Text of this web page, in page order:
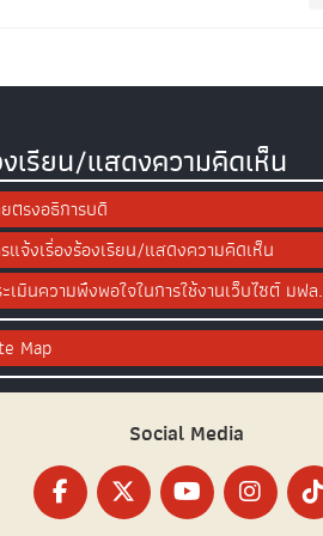
เรียน/แสดงความคิดเห็น
ตรงอธิการบดี
แจ้งเรื่องร้องเรียน/แสดงความคิดเห็น
เมินความพึงพอใจในการใช้งานเว็บไซต์ มฟล.
Map
Social Media